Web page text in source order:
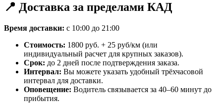
📍 Доставка за пределами КАД
Время доставки: с 10:00 до 21:00
Стоимость: 1800 руб. + 25 руб/км (или
индивидуальный расчет для крупных заказов).
Срок: до 2 дней после подтверждения заказа.
Интервал: Вы можете указать удобный трёхчасовой
интервал для доставки.
Оповещение: Водитель связывается за 40–60 минут до
прибытия.